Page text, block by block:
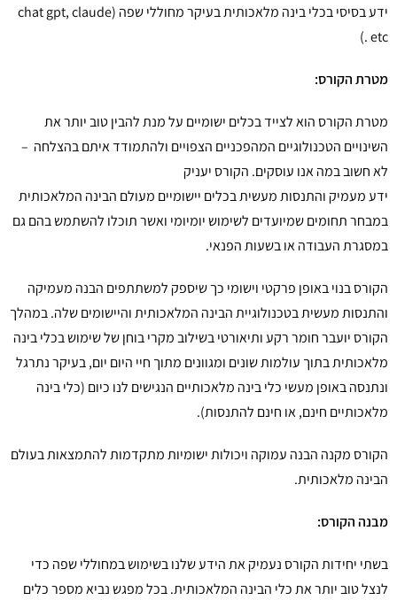
ידע בסיסי בכלי בינה מלאכותית בעיקר מחוללי שפה (chat gpt, claude
etc .)
מטרת הקורס:
מטרת הקורס הוא לצייד בכלים ישומיים על מנת להבין טוב יותר את
השינויים הטכנולוגיים המהפכניים הצפויים ולהתמודד איתם בהצלחה –
לא חשוב במה אנו עוסקים. הקורס יעניק
ידע מעמיק והתנסות מעשית בכלים יישומיים מעולם הבינה המלאכותית
במבחר תחומים שמיועדים לשימוש יומיומי ואשר תוכלו להשתמש בהם גם
במסגרת העבודה או בשעות הפנאי.
הקורס בנוי באופן פרקטי וישומי כך שיספק למשתתפים הבנה מעמיקה
והתנסות מעשית בטכנולוגיית הבינה המלאכותית והיישומים שלה. במהלך
הקורס יועבר חומר רקע ותיאורטי בשילוב מקרי בוחן של שימוש בכלי בינה
מלאכותית בתוך עולמות שונים ומגוונים מתוך חיי היום יום, בעיקר נתרגל
ונתנסה באופן מעשי כלי בינה מלאכותיים הנגישים לנו כיום (כלי בינה
מלאכותיים חינם, או חינם להתנסות).
הקורס מקנה הבנה עמוקה ויכולות ישומיות מתקדמות להתמצאות בעולם
הבינה מלאכותית.
מבנה הקורס:
בשתי יחידות הקורס נעמיק את הידע שלנו בשימוש במחוללי שפה כדי
לנצל טוב יותר את כלי הבינה המלאכותית. בכל מפגש נביא מספר כלים